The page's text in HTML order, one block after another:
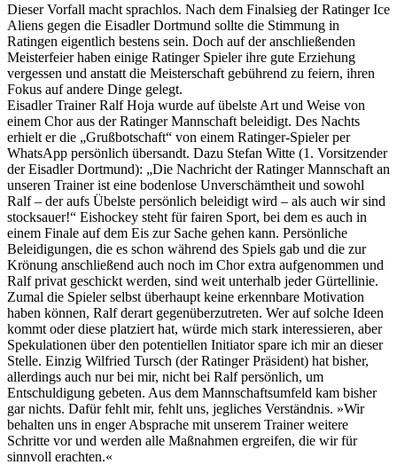
Dieser Vorfall macht sprachlos. Nach dem Finalsieg der Ratinger Ice
Aliens gegen die Eisadler Dortmund sollte die Stimmung in
Ratingen eigentlich bestens sein. Doch auf der anschließenden
Meisterfeier haben einige Ratinger Spieler ihre gute Erziehung
vergessen und anstatt die Meisterschaft gebührend zu feiern, ihren
Fokus auf andere Dinge gelegt.
Eisadler Trainer Ralf Hoja wurde auf übelste Art und Weise von
einem Chor aus der Ratinger Mannschaft beleidigt. Des Nachts
erhielt er die „Grußbotschaft“ von einem Ratinger-Spieler per
WhatsApp persönlich übersandt. Dazu Stefan Witte (1. Vorsitzender
der Eisadler Dortmund): „Die Nachricht der Ratinger Mannschaft an
unseren Trainer ist eine bodenlose Unverschämtheit und sowohl
Ralf – der aufs Übelste persönlich beleidigt wird – als auch wir sind
stocksauer!“ Eishockey steht für fairen Sport, bei dem es auch in
einem Finale auf dem Eis zur Sache gehen kann. Persönliche
Beleidigungen, die es schon während des Spiels gab und die zur
Krönung anschließend auch noch im Chor extra aufgenommen und
Ralf privat geschickt werden, sind weit unterhalb jeder Gürtellinie.
Zumal die Spieler selbst überhaupt keine erkennbare Motivation
haben können, Ralf derart gegenüberzutreten. Wer auf solche Ideen
kommt oder diese platziert hat, würde mich stark interessieren, aber
Spekulationen über den potentiellen Initiator spare ich mir an dieser
Stelle. Einzig Wilfried Tursch (der Ratinger Präsident) hat bisher,
allerdings auch nur bei mir, nicht bei Ralf persönlich, um
Entschuldigung gebeten. Aus dem Mannschaftsumfeld kam bisher
gar nichts. Dafür fehlt mir, fehlt uns, jegliches Verständnis. »Wir
behalten uns in enger Absprache mit unserem Trainer weitere
Schritte vor und werden alle Maßnahmen ergreifen, die wir für
sinnvoll erachten.«